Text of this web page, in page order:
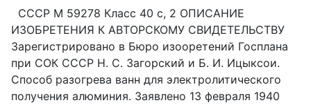
СССР М 59278 Класс 40 с, 2 ОПИСАНИЕ
ИЗОБРЕТЕНИЯ К АВТОРСКОМУ СВИДЕТЕЛЬСТВУ
Зарегистрировано в Бюро изооретений Госплана
при СОК СССР Н. С. Загорский и Б. И. Ицыксои.
Способ разогрева ванн для электролитического
получения алюминия. Заявлено 13 февраля 1940